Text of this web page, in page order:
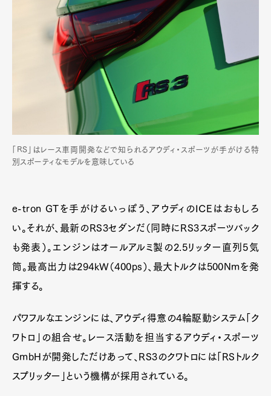
「RS」はレース車両開発などで知られるアウディ・スポーツが手がける特
別スポーティなモデルを意味している
e-tron GTを手がけるいっぽう、アウディのICEはおもしろ
い。それが、最新のRS3セダンだ（同時にRS3スポーツバック
も発表）。エンジンはオールアルミ製の2.5リッター直列5気
筒。最高出力は294kW（400ps）、最大トルクは500Nmを発
揮する。
パワフルなエンジンには、アウディ得意の4輪駆動システム「ク
ワトロ」の組合せ。レース活動を担当するアウディ・スポーツ
GmbHが開発しただけあって、RS3のクワトロには「RSトルク
スプリッター」という機構が採用されている。